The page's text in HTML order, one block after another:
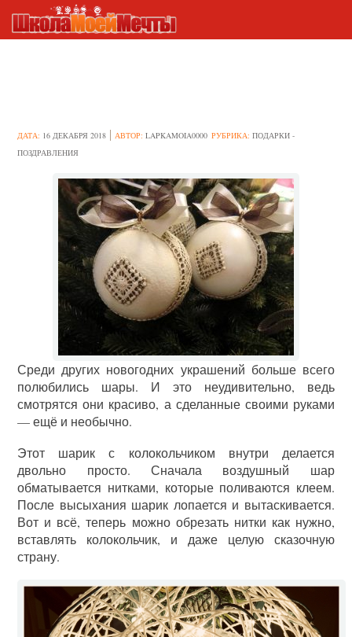
ДАТА: 16 ДЕКАБРЯ 2018 АВТОР:LAPKAMOIA0000 РУБРИКА:ПОДАРКИ -
ПОЗДРАВЛЕНИЯ
Среди других новогодних украшений больше всего
полюбились шары. И это неудивительно, ведь
смотрятся они красиво, а сделанные своими руками
— ещё и необычно.
Этот шарик с колокольчиком внутри делается
двольно просто. Сначала воздушный шар
обматывается нитками, которые поливаются клеем.
После высыхания шарик лопается и вытаскивается.
Вот и всё, теперь можно обрезать нитки как нужно,
вставлять колокольчик, и даже целую сказочную
страну.